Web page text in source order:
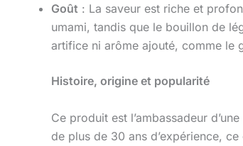
Goût : La saveur est riche et
umami, tandis que le bouillon de
artifice ni arôme ajouté, comme le
Histoire, origine et popularité
Ce produit est l’ambassadeur
de plus de 30 ans d’expérience,